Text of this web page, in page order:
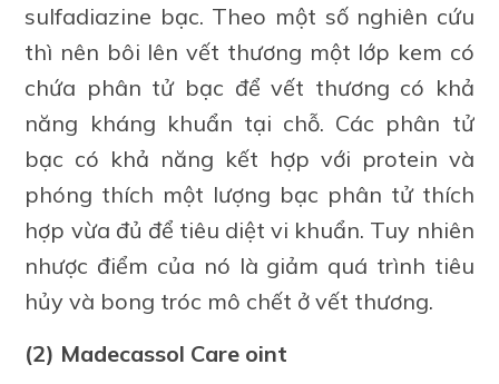
sulfadiazine bạc. Theo một số nghiên cứu
thì nên bôi lên vết thương một lớp kem có
chứa phân tử bạc để vết thương có khả
năng kháng khuẩn tại chỗ. Các phân tử
bạc có khả năng kết hợp với protein và
phóng thích một lượng bạc phân tử thích
hợp vừa đủ để tiêu diệt vi khuẩn. Tuy nhiên
nhược điểm của nó là giảm quá trình tiêu
hủy và bong tróc mô chết ở vết thương.
(2) Madecassol Care oint